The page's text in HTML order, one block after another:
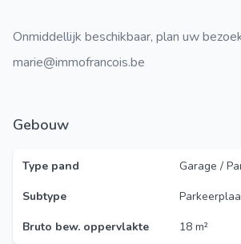
Onmiddellijk beschikbaar, plan uw
marie@immofrancois.be
Gebouw
Type pand
Garage /
Subtype
Bruto bew. oppervlakte
18 m²